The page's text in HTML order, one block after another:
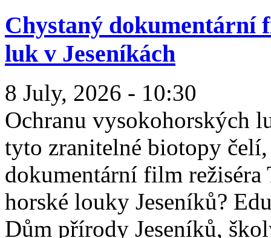
Chystaný
luk v Jeseníkách
8 July, 2026 - 10:30
Ochranu vysokohorských
tyto zranitelné biotopy
dokumentární film režiséra
horské louky Jeseníků?
Dům přírody Jeseníků,